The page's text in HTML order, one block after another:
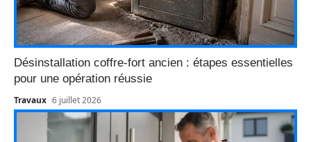
Désinstallation coffre-fort ancien : étapes essentielles
pour une opération réussie
Travaux 6 juillet 2026